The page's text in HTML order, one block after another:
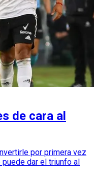
de cara al
por primera vez
dar el triunfo al